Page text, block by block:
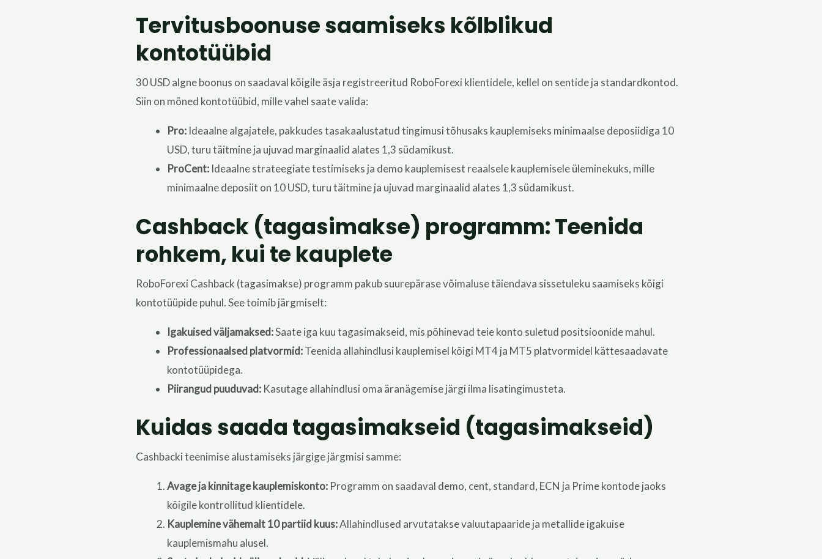
Tervitusboonuse saamiseks kõlblikud
kontotüübid
30 USD algne boonus on saadaval kõigile äsja registreeritud RoboForexi klientidele, kellel on sentide ja standardkontod.
Siin on mõned kontotüübid, mille vahel saate valida:
Pro: Ideaalne algajatele, pakkudes tasakaalustatud tingimusi tõhusaks kauplemiseks minimaalse deposiidiga 10
USD, turu täitmine ja ujuvad marginaalid alates 1,3 südamikust.
ProCent: Ideaalne strateegiate testimiseks ja demo kauplemisest reaalsele kauplemisele üleminekuks, mille
minimaalne deposiit on 10 USD, turu täitmine ja ujuvad marginaalid alates 1,3 südamikust.
Cashback (tagasimakse) programm: Teenida
rohkem, kui te kauplete
RoboForexi Cashback (tagasimakse) programm pakub suurepärase võimaluse täiendava sissetuleku saamiseks kõigi
kontotüüpide puhul. See toimib järgmiselt:
Igakuised väljamaksed:Saate iga kuu tagasimakseid, mis põhinevad teie konto suletud positsioonide mahul.
Professionaalsed platvormid:Teenida allahindlusi kauplemisel kõigi MT4 ja MT5 platvormidel kättesaadavate
kontotüüpidega.
Piirangud puuduvad: Kasutage allahindlusi oma äranägemise järgi ilma lisatingimusteta.
Kuidas saada tagasimakseid (tagasimakseid)
Cashbacki teenimise alustamiseks järgige järgmisi samme:
Avage ja kinnitage kauplemiskonto: Programm on saadaval demo, cent, standard, ECN ja Prime kontode jaoks
kõigile kontrollitud klientidele.
Kauplemine vähemalt 10 partiid kuus:Allahindlused arvutatakse valuutapaaride ja metallide igakuise
kauplemismahu alusel.